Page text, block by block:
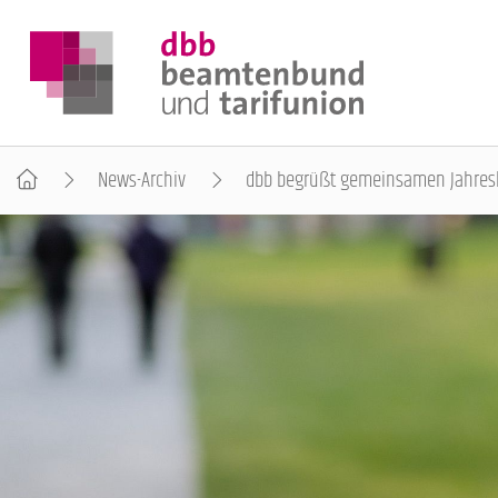
DER DBB
BEAMTINNEN & BEAMTE
ARBEITNEHMENDE
POLITIK & POSITIONEN
News-Archiv dbb begrüßt gemeinsamen